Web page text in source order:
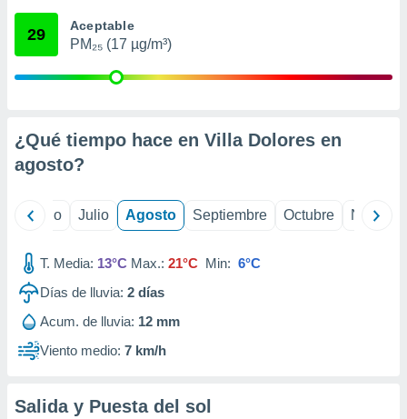
mediante
publicidad
1199
29 Aceptable
PM₂₅ (17 µg/m³)
¿Qué tiempo hace en Villa Dolores en
agosto?
Junio Julio Agosto Septiembre Octubre
T. Media: 13°C Max.: 21°C Min: 6°C
Días de lluvia: 2 días
Acum. de lluvia: 12 mm
Viento medio: 7 km/h
Salida y Puesta del sol